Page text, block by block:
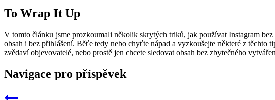
To Wrap It Up
V tomto článku jsme prozkoumali několik skrytých triků, jak používat Instagram
obsah i bez přihlášení. Běťe tedy nebo chyťte nápad a vyzkoušejte některé z
zvědaví objevovatelé, nebo prostě jen chcete sledovat obsah bez zbytečného
Navigace pro příspěvek